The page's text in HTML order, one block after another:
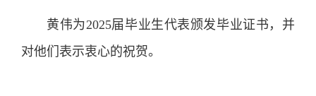
黄伟为2025届毕业生代表颁发毕业证书，并
对他们表示衷心的祝贺。